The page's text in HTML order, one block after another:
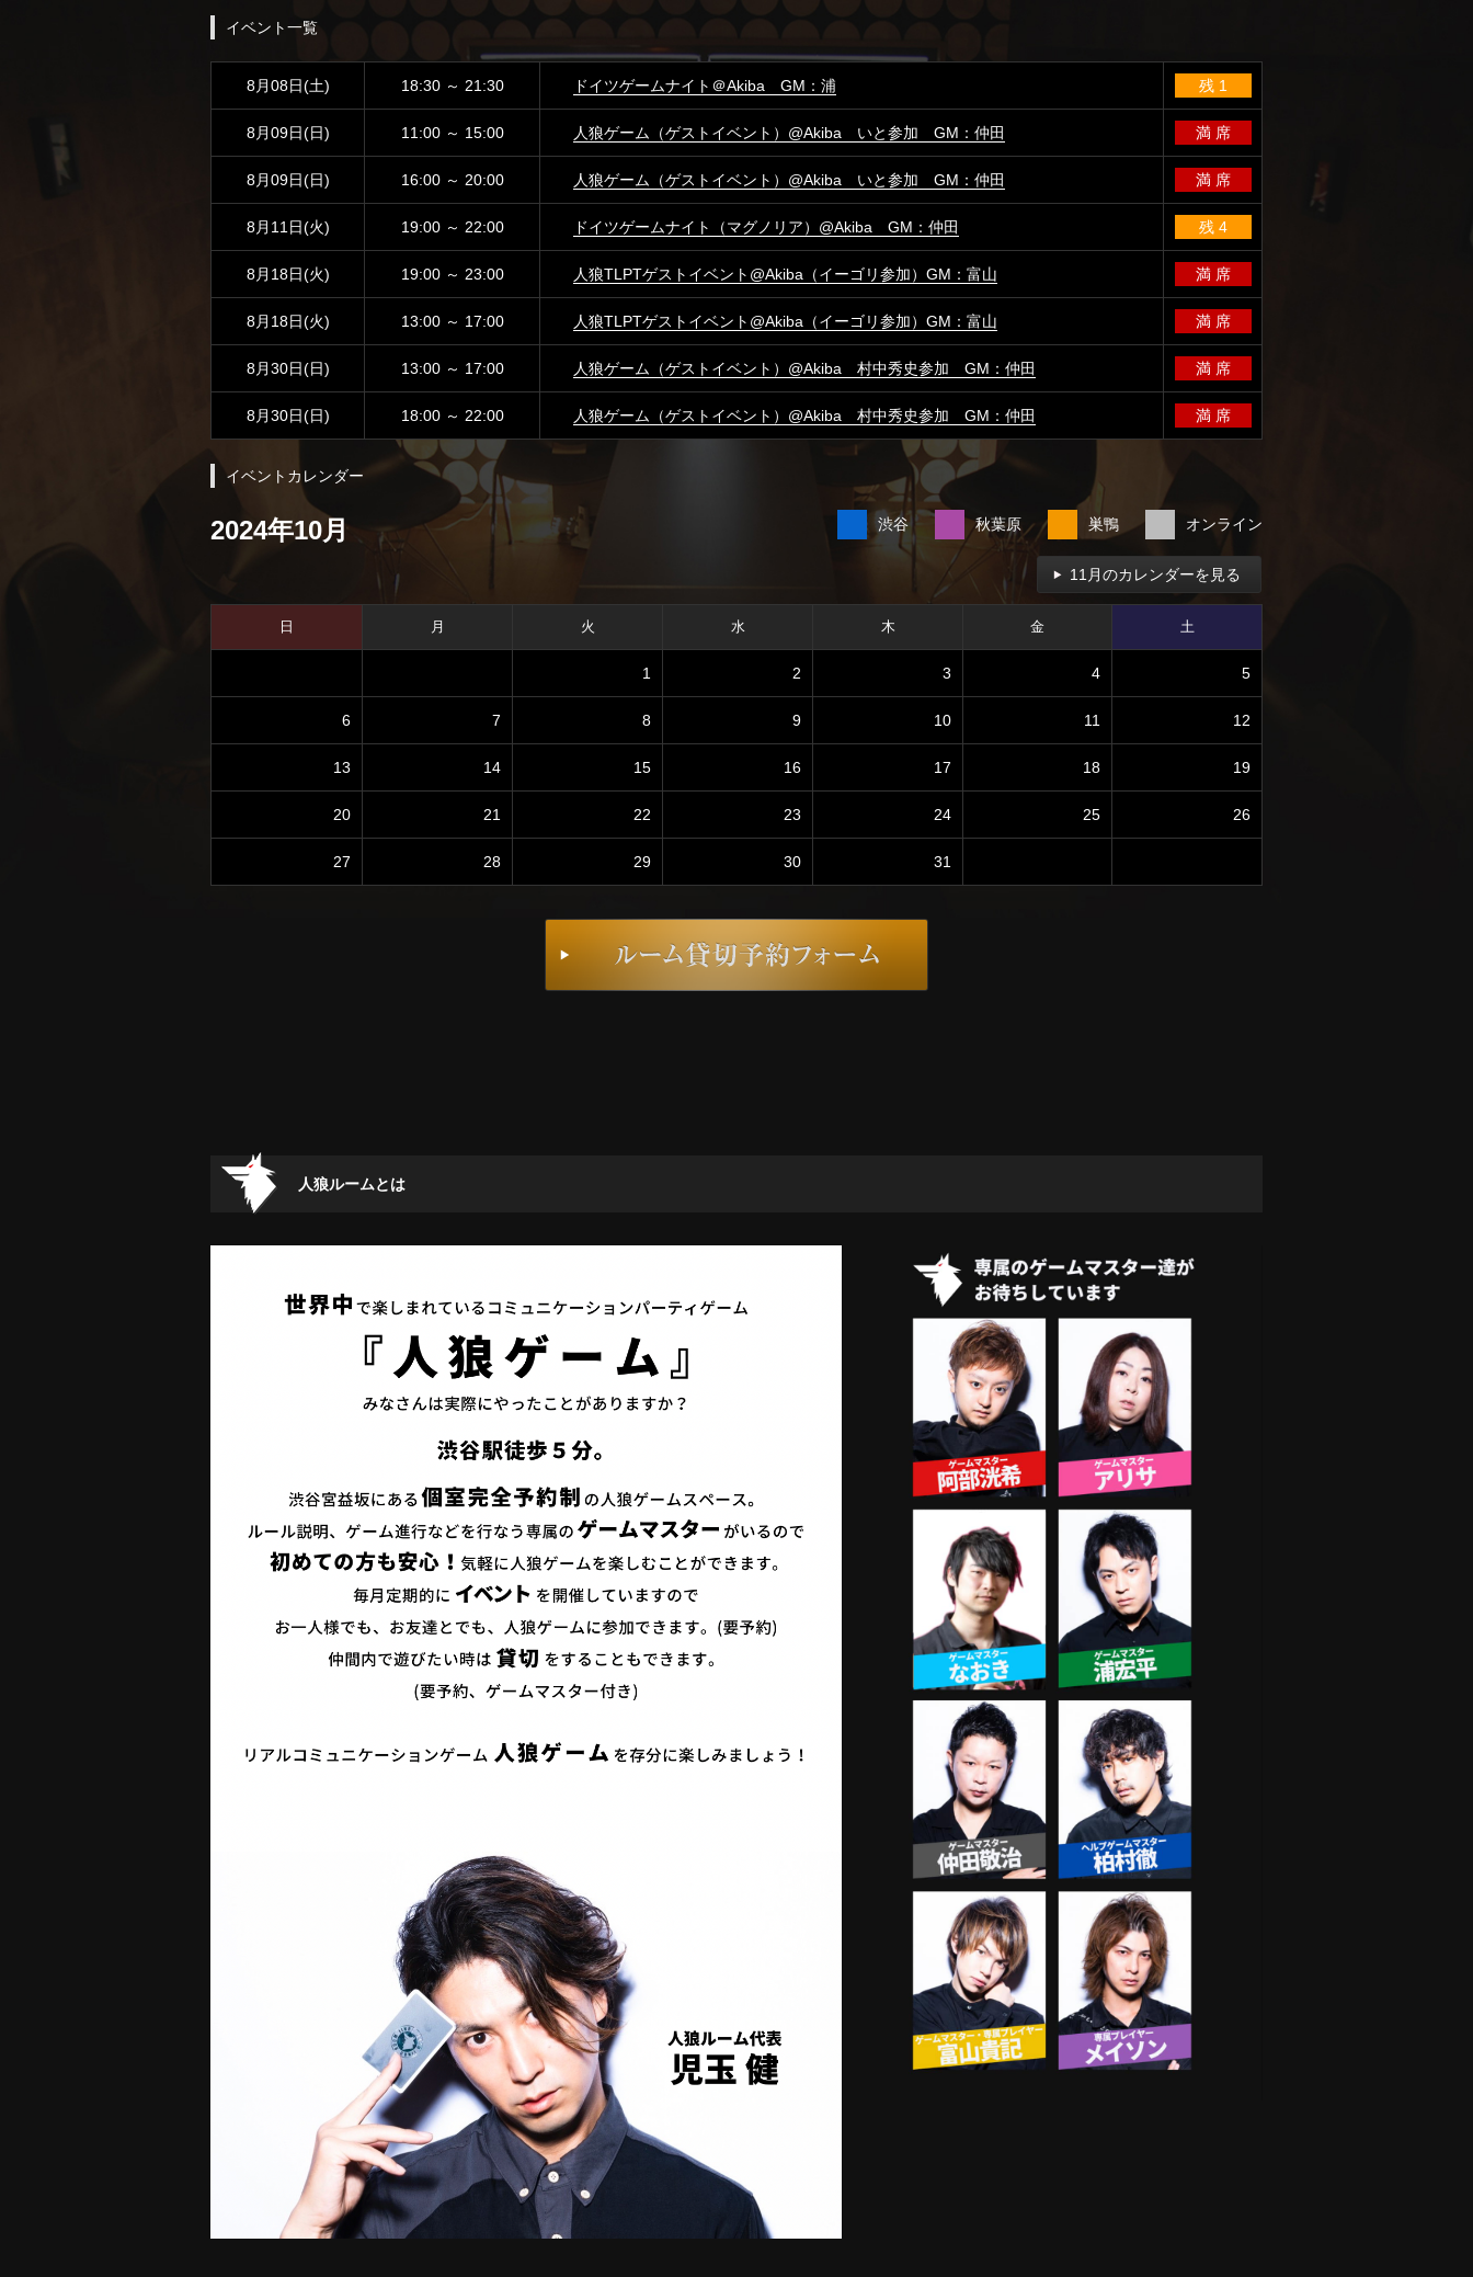
イベント一覧
8月08日(土) 18:30 ～ 21:30 ドイツゲームナイト＠Akiba GM：浦 残 1
8月09日(日) 11:00 ～ 15:00 人狼ゲーム（ゲストイベント）@Akiba いと参加 GM：仲田 満 席
8月09日(日) 16:00 ～ 20:00 人狼ゲーム（ゲストイベント）@Akiba いと参加 GM：仲田 満 席
8月11日(火) 19:00 ～ 22:00 ドイツゲームナイト（マグノリア）@Akiba GM：仲田 残 4
8月18日(火) 19:00 ～ 23:00 人狼TLPTゲストイベント@Akiba（イーゴリ参加）GM：富山 満 席
8月18日(火) 13:00 ～ 17:00 人狼TLPTゲストイベント@Akiba（イーゴリ参加）GM：富山 満 席
8月30日(日) 13:00 ～ 17:00 人狼ゲーム（ゲストイベント）@Akiba 村中秀史参加 GM：仲田 満 席
8月30日(日) 18:00 ～ 22:00 人狼ゲーム（ゲストイベント）@Akiba 村中秀史参加 GM：仲田 満 席
イベントカレンダー
2024年10月 渋谷 秋葉原 巣鴨 オンライン
11月のカレンダーを見る
日 月 火 水 木 金 土
1 2 3 4 5
6 7 8 9 10 11 12
13 14 15 16 17 18 19
20 21 22 23 24 25 26
27 28 29 30 31
人狼ルームとは